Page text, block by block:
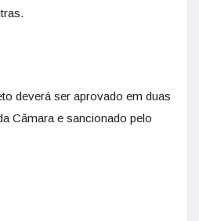
deverá ser aprovado em duas
Câmara e sancionado pelo